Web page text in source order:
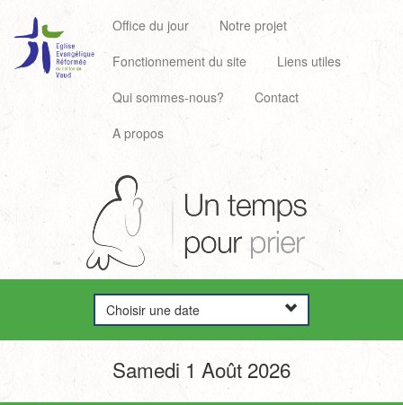
Office du jour
Notre projet
Fonctionnement du site
Liens utiles
Qui sommes-nous?
Contact
A propos
Choisir une date
Samedi 1 Août 2026